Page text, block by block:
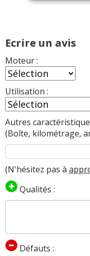
Ecrire un avis
Moteur :
Utilisation :
Autres
(Boîte, kilométrage,
(N'hésitez pas à
Qualités :
Défauts :